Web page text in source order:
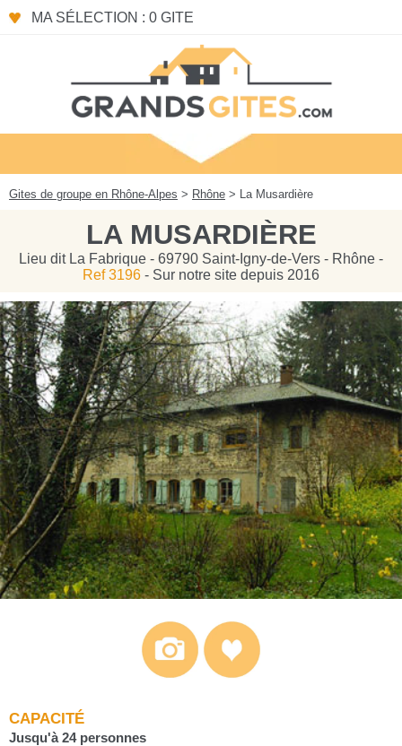
MA SÉLECTION : 0 GITE
Gites de groupe en Rhône-Alpes > Rhône > La Musardière
LA MUSARDIÈRE
Lieu dit La Fabrique - 69790 Saint-Igny-de-Vers - Rhône -
Ref 3196 - Sur notre site depuis 2016
CAPACITÉ
Jusqu'à 24 personnes
Panneau de gestion des cookies